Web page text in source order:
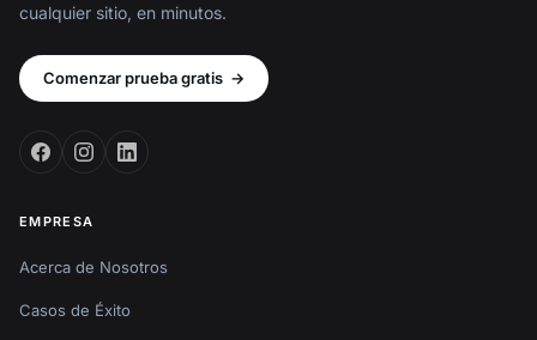
cualquier sitio, en minutos.
Comenzar prueba gratis →
EMPRESA
Acerca de Nosotros
Casos de Éxito